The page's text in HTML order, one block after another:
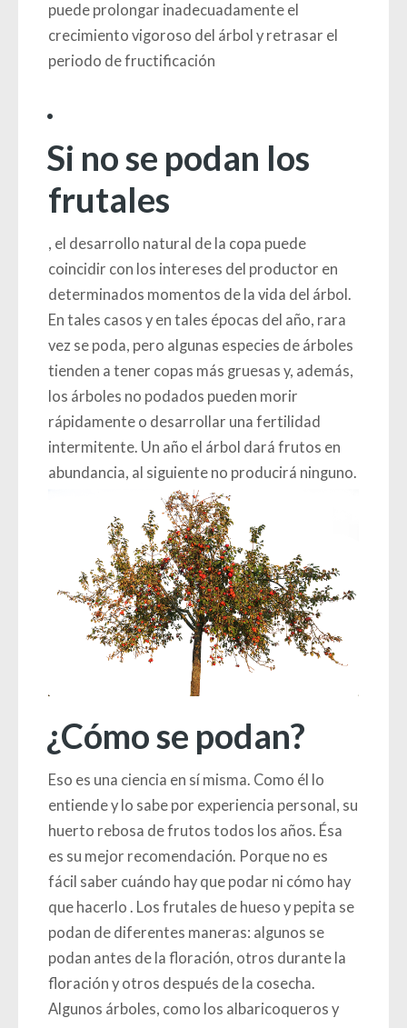
puede prolongar inadecuadamente el
crecimiento vigoroso del árbol y retrasar el
periodo de fructificación
.
Si no se podan los
frutales
, el desarrollo natural de la copa puede
coincidir con los intereses del productor en
determinados momentos de la vida del árbol.
En tales casos y en tales épocas del año, rara
vez se poda, pero algunas especies de árboles
tienden a tener copas más gruesas y, además,
los árboles no podados pueden morir
rápidamente o desarrollar una fertilidad
intermitente. Un año el árbol dará frutos en
abundancia, al siguiente no producirá ninguno.
¿Cómo se podan?
Eso es una ciencia en sí misma. Como él lo
entiende y lo sabe por experiencia personal, su
huerto rebosa de frutos todos los años. Ésa
es su mejor recomendación. Porque no es
fácil saber cuándo hay que podar ni cómo hay
que hacerlo . Los frutales de hueso y pepita se
podan de diferentes maneras: algunos se
podan antes de la floración, otros durante la
floración y otros después de la cosecha.
Algunos árboles, como los albaricoqueros y